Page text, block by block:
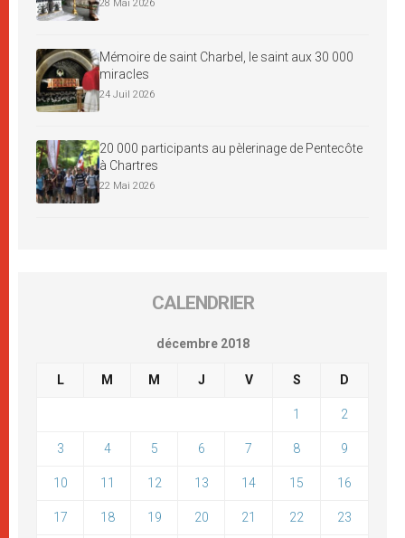
28 Mai 2026
Mémoire de saint Charbel, le saint aux 30 000
miracles
24 Juil 2026
20 000 participants au pèlerinage de Pentecôte
à Chartres
22 Mai 2026
CALENDRIER
décembre 2018
L M M J V S D
1 2
3 4 5 6 7 8 9
10 11 12 13 14 15 16
17 18 19 20 21 22 23